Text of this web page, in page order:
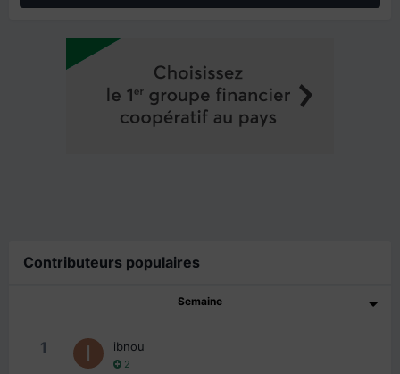
Contributeurs populaires
Semaine
1 ibnou
2